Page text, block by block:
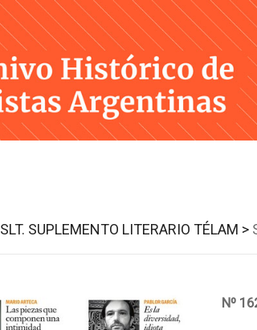
Skip
to
SLT. SUPLEMENTO LITERARIO TÉLAM >
Nº